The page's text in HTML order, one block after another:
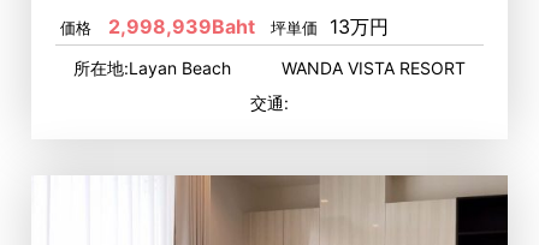
価格 2,998,939Baht 坪単価 13万円
所在地:Layan Beach WANDA VISTA RESORT
交通: